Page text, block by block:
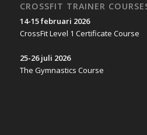
CROSSFIT TRAINER
14-15 februari 2026
CrossFit Level 1 Certificate Course
25-26 juli 2026
The Gymnastics Course